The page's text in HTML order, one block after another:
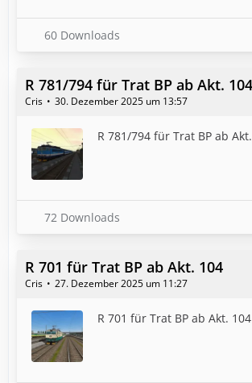
60 Downloads
R 781/794 für Trat BP ab Akt. 104
Cris 30. Dezember 2025 um 13:57
R 781/794 für Trat BP ab
72 Downloads
R 701 für Trat BP ab Akt. 104
Cris 27. Dezember 2025 um 11:27
R 701 für Trat BP ab Akt. 104